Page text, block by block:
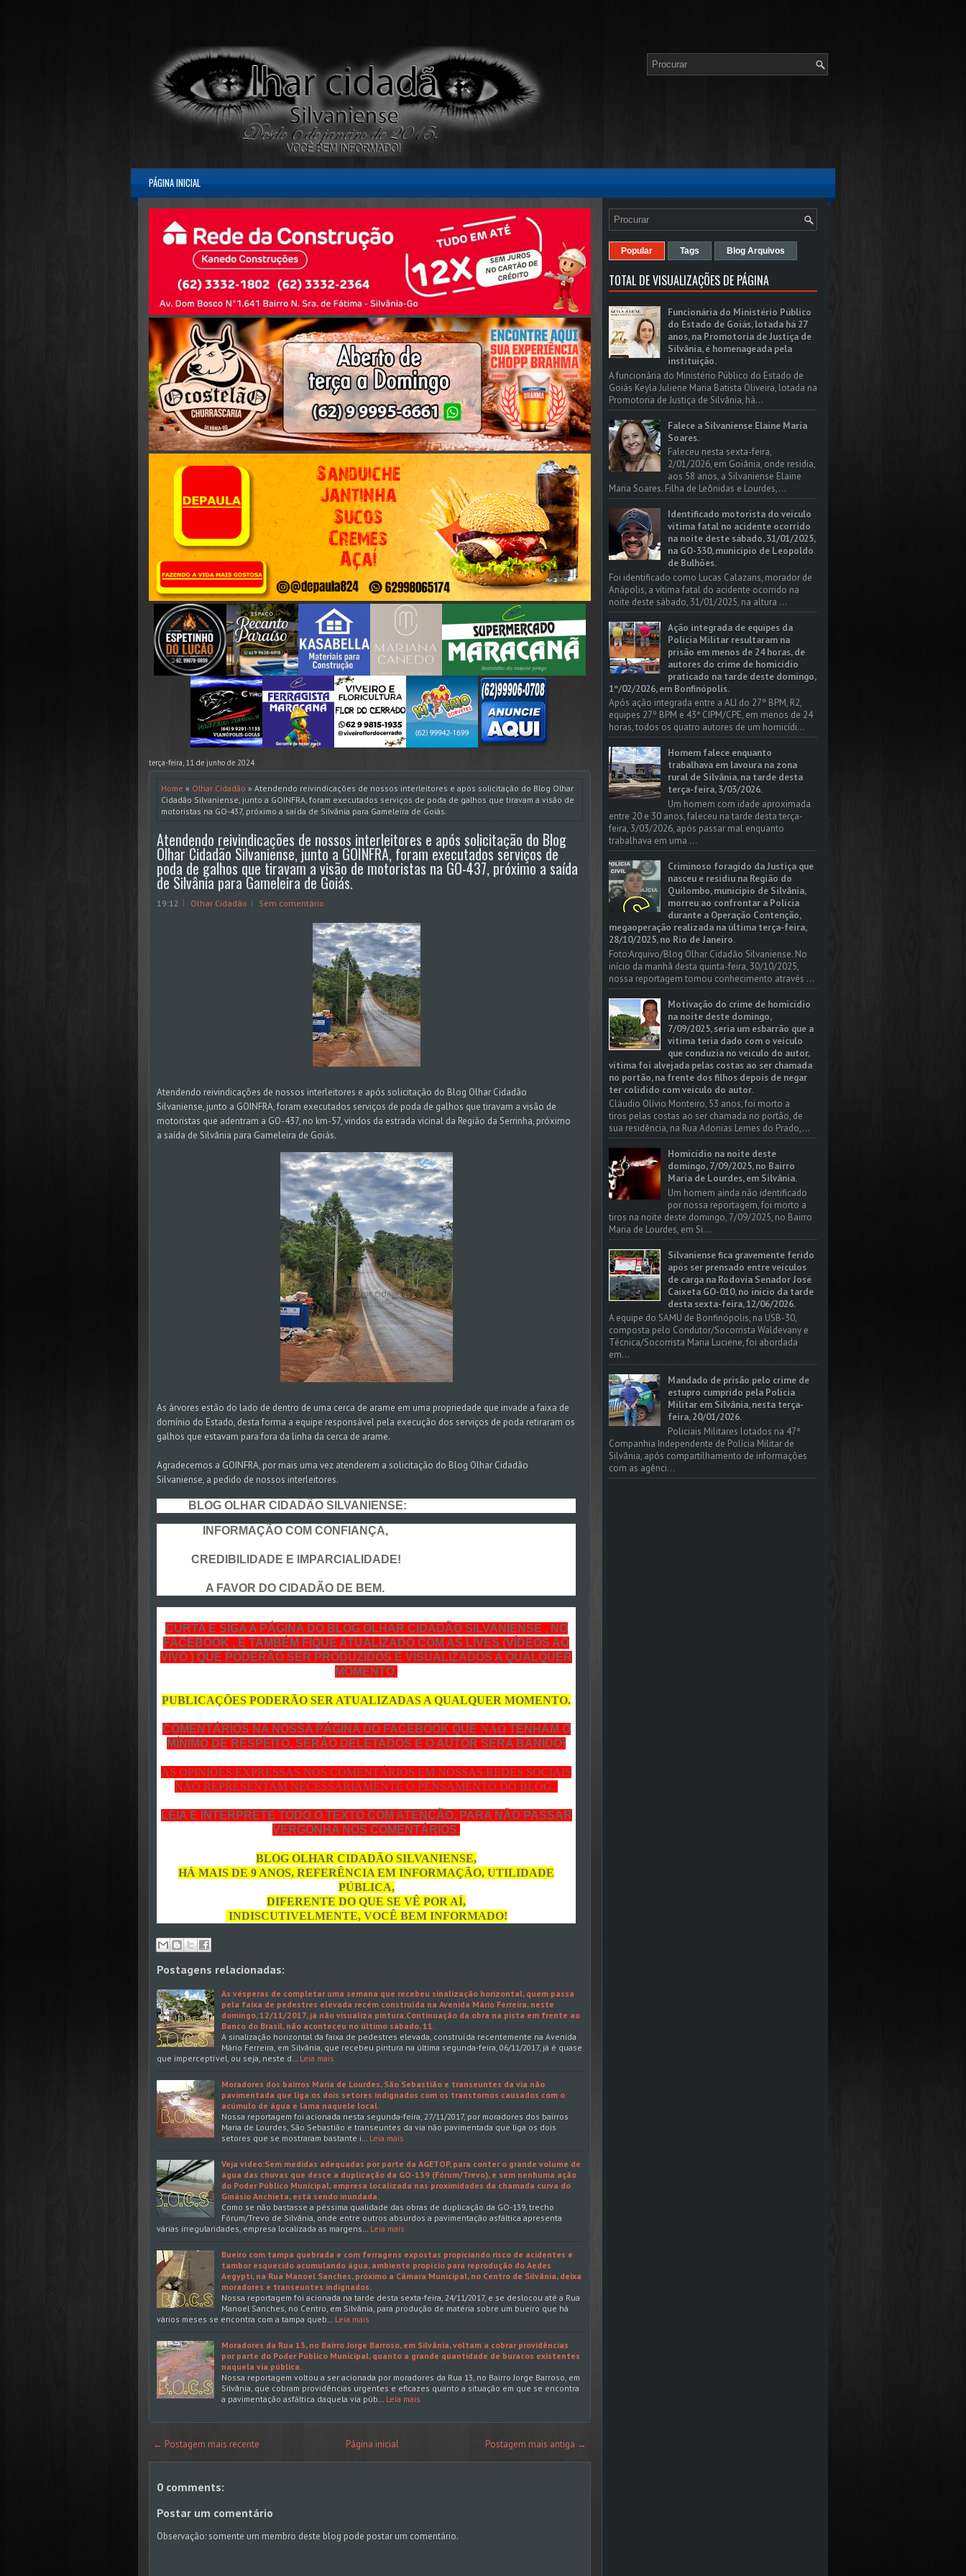
PÁGINA INICIAL
terça-feira, 11 de junho de 2024
Home » Olhar Cidadão » Atendendo reivindicações de nossos interleitores e após solicitação do Blog Olhar
Cidadão Silvaniense, junto a GOINFRA, foram executados serviços de poda de galhos que tiravam a visão de
motoristas na GO-437, próximo a saída de Silvânia para Gameleira de Goiás.
Atendendo reivindicações de nossos interleitores e após solicitação do Blog
Olhar Cidadão Silvaniense, junto a GOINFRA, foram executados serviços de
poda de galhos que tiravam a visão de motoristas na GO-437, próximo a saída
de Silvânia para Gameleira de Goiás.
19:12 Olhar Cidadão Sem comentário
Atendendo reivindicações de nossos interleitores e após solicitação do Blog Olhar Cidadão
Silvaniense, junto a GOINFRA, foram executados serviços de poda de galhos que tiravam a visão de
motoristas que adentram a GO-437, no km-57, vindos da estrada vicinal da Região da Serrinha, próximo
a saída de Silvânia para Gameleira de Goiás.
As árvores estão do lado de dentro de uma cerca de arame em uma propriedade que invade a faixa de
domínio do Estado, desta forma a equipe responsável pela execução dos serviços de poda retiraram os
galhos que estavam para fora da linha da cerca de arame.
Agradecemos a GOINFRA, por mais uma vez atenderem a solicitação do Blog Olhar Cidadão
Silvaniense, a pedido de nossos interleitores.
BLOG OLHAR CIDADÃO SILVANIENSE:
INFORMAÇÃO COM CONFIANÇA,
CREDIBILIDADE E IMPARCIALIDADE!
A FAVOR DO CIDADÃO DE BEM.
CURTA E SIGA A PÁGINA DO BLOG OLHAR CIDADÃO SILVANIENSE , NO
FACEBOOK , E TAMBÉM FIQUE ATUALIZADO COM AS LIVES (VÍDEOS AO
VIVO ) QUE PODERÃO SER PRODUZIDOS E VISUALIZADOS A QUALQUER
MOMENTO.
PUBLICAÇÕES PODERÃO SER ATUALIZADAS A QUALQUER MOMENTO.
COMENTÁRIOS NA NOSSA PÁGINA DO FACEBOOK QUE NÃOTENHAM O
MÍNIMO DE RESPEITO, SERÃO DELETADOS E O AUTOR SERA BANIDO!
AS OPINIÕES EXPRESSAS NOS COMENTÁRIOS EM NOSSAS REDES SOCIAIS
NÃO REPRESENTAM NECESSARIAMENTE O PENSAMENTO DO BLOG.
LEIA E INTERPRETE TODO O TEXTO COM ATENÇÃO, PARA NÃO PASSAR
VERGONHA NOS COMENTÁRIOS.
BLOG OLHAR CIDADÃO SILVANIENSE,
HÁ MAIS DE 9 ANOS, REFERÊNCIA EM INFORMAÇÃO, UTILIDADE
PÚBLICA,
DIFERENTE DO QUE SE VÊ POR AÍ,
INDISCUTIVELMENTE, VOCÊ BEM INFORMADO!
Postagens relacionadas:
As vésperas de completar uma semana que recebeu sinalização horizontal, quem passa
pela faixa de pedestres elevada recém construída na Avenida Mário Ferreira, neste
domingo, 12/11/2017, já não visualiza pintura.Continuação da obra na pista em frente ao
Banco do Brasil, não aconteceu no último sábado, 11.
A sinalização horizontal da faixa de pedestres elevada, construída recentemente na Avenida
Mário Ferreira, em Silvânia, que recebeu pintura na última segunda-feira, 06/11/2017, já é quase
que imperceptível, ou seja, neste d…
Leia mais
Moradores dos bairros Maria de Lourdes, São Sebastião e transeuntes da via não
pavimentada que liga os dois setores indignados com os transtornos causados com o
acúmulo de água e lama naquele local.
Nossa reportagem foi acionada nesta segunda-feira, 27/11/2017, por moradores dos bairros
Maria de Lourdes, São Sebastião e transeuntes da via não pavimentada que liga os dois
setores que se mostraram bastante i…
Leia mais
Veja vídeo:Sem medidas adequadas por parte da AGETOP, para conter o grande volume de
água das chuvas que desce a duplicação da GO-139 (Fórum/Trevo), e sem nenhuma ação
do Poder Público Municipal, empresa localizada nas proximidades da chamada curva do
Ginásio Anchieta, está sendo inundada.
Como se não bastasse a péssima qualidade das obras de duplicação da GO-139, trecho
Fórum/Trevo de Silvânia, onde entre outros absurdos a pavimentação asfáltica apresenta
várias irregularidades, empresa localizada as margens…
Leia mais
Bueiro com tampa quebrada e com ferragens expostas propiciando risco de acidentes e
tambor esquecido acumulando água, ambiente propício para reprodução do Aedes
Aegypti, na Rua Manoel Sanches, próximo a Câmara Municipal, no Centro de Silvânia, deixa
moradores e transeuntes indignados.
Nossa reportagem foi acionada na tarde desta sexta-feira, 24/11/2017, e se deslocou até a Rua
Manoel Sanches, no Centro, em Silvânia, para produção de matéria sobre um bueiro que há
vários meses se encontra com a tampa queb…
Leia mais
Moradores da Rua 13, no Bairro Jorge Barroso, em Silvânia, voltam a cobrar providências
por parte do Poder Público Municipal, quanto a grande quantidade de buracos existentes
naquela via pública.
Nossa reportagem voltou a ser acionada por moradores da Rua 13, no Bairro Jorge Barroso, em
Silvânia, que cobram providências urgentes e eficazes quanto a situação em que se encontra
a pavimentação asfáltica daquela via púb…
Leia mais
← Postagem mais recente Postagem mais antiga →
Página inicial
0 comments:
Postar um comentário
Observação: somente um membro deste blog pode postar um comentário.
Popular Tags Blog Arquivos
TOTAL DE VISUALIZAÇÕES DE PÁGINA
Funcionária do Ministério Público
do Estado de Goiás, lotada há 27
anos, na Promotoria de Justiça de
Silvânia, é homenageada pela
instituição.
A funcionária do Ministério Público do Estado de
Goiás Keyla Juliene Maria Batista Oliveira, lotada na
Promotoria de Justiça de Silvânia, há...
Falece a Silvaniense Elaine Maria
Soares.
Faleceu nesta sexta-feira,
2/01/2026, em Goiânia, onde residia,
aos 58 anos, a Silvaniense Elaine
Maria Soares. Filha de Leônidas e Lourdes,...
Identificado motorista do veículo
vítima fatal no acidente ocorrido
na noite deste sábado, 31/01/2025,
na GO-330, município de Leopoldo
de Bulhões.
Foi identificado como Lucas Calazans, morador de
Anápolis, a vítima fatal do acidente ocorrido na
noite deste sábado, 31/01/2025, na altura ...
Ação integrada de equipes da
Policia Militar resultaram na
prisão em menos de 24 horas, de
autores do crime de homicídio
praticado na tarde deste domingo,
1º/02/2026, em Bonfinópolis.
Após ação integrada entre a ALI do 27º BPM, R2,
equipes 27º BPM e 43ª CIPM/CPE, em menos de 24
horas, todos os quatro autores de um homicídi...
Homem falece enquanto
trabalhava em lavoura na zona
rural de Silvânia, na tarde desta
terça-feira, 3/03/2026.
Um homem com idade aproximada
entre 20 e 30 anos, faleceu na tarde desta terça-
feira, 3/03/2026, após passar mal enquanto
trabalhava em uma ...
Criminoso foragido da Justiça que
nasceu e residiu na Região do
Quilombo, município de Silvânia,
morreu ao confrontar a Polícia
durante a Operação Contenção,
megaoperação realizada na última terça-feira,
28/10/2025, no Rio de Janeiro.
Foto:Arquivo/Blog Olhar Cidadão Silvaniense. No
início da manhã desta quinta-feira, 30/10/2025,
nossa reportagem tomou conhecimento através ...
Motivação do crime de homicídio
na noite deste domingo,
7/09/2025, seria um esbarrão que a
vitima teria dado com o veículo
que conduzia no veículo do autor,
vítima foi alvejada pelas costas ao ser chamada
no portão, na frente dos filhos depois de negar
ter colidido com veículo do autor.
Cláudio Olívio Monteiro, 53 anos, foi morto a
tiros pelas costas ao ser chamada no portão, de
sua residência, na Rua Adonias Lemes do Prado,...
Homicídio na noite deste
domingo, 7/09/2025, no Bairro
Maria de Lourdes, em Silvânia.
Um homem ainda não identificado
por nossa reportagem, foi morto a
tiros na noite deste domingo, 7/09/2025, no Bairro
Maria de Lourdes, em Si...
Silvaniense fica gravemente ferido
após ser prensado entre veículos
de carga na Rodovia Senador José
Caixeta GO-010, no início da tarde
desta sexta-feira, 12/06/2026.
A equipe do SAMU de Bonfinópolis, na USB-30,
composta pelo Condutor/Socorrista Waldevany e
Técnica/Socorrista Maria Luciene, foi abordada
em...
Mandado de prisão pelo crime de
estupro cumprido pela Polícia
Militar em Silvânia, nesta terça-
feira, 20/01/2026.
Policiais Militares lotados na 47ª
Companhia Independente de Polícia Militar de
Silvânia, após compartilhamento de informações
com as agênci...